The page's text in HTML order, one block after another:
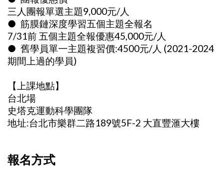
三人團報單選主題9,000元/人
● 筋膜鏈深度學習五個主題全報名
7/31前 五個主題全報優惠45,000元/人
● 舊學員單一主題複習價:4500元/人 (2021-2024
期間上過的學員)
【上課地點】
台北場
史塔克運動科學團隊
地址:台北市樂群二路189號5F-2 大直豐滙大樓
報名方式